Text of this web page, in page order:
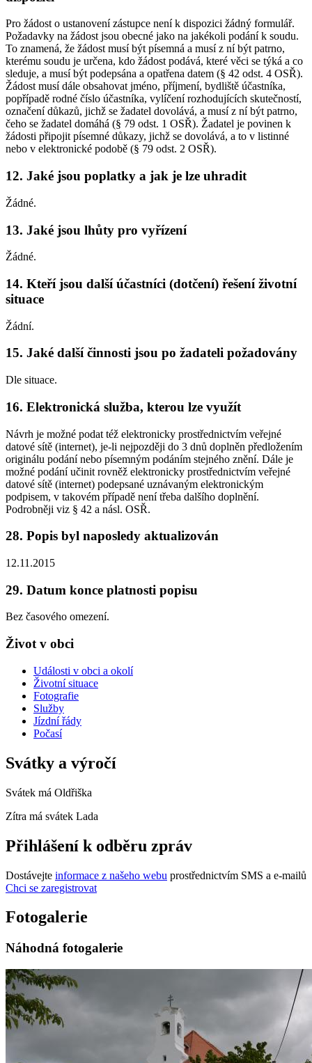
Pro žádost o ustanovení zástupce není k dispozici žádný formulář.
Požadavky na žádost jsou obecné jako na jakékoli podání k soudu.
To znamená, že žádost musí být písemná a musí z ní být patrno,
kterému soudu je určena, kdo žádost podává, které věci se týká a co
sleduje, a musí být podepsána a opatřena datem (§ 42 odst. 4 OSŘ).
Žádost musí dále obsahovat jméno, příjmení, bydliště účastníka,
popřípadě rodné číslo účastníka, vylíčení rozhodujících skutečností,
označení důkazů, jichž se žadatel dovolává, a musí z ní být patrno,
čeho se žadatel domáhá (§ 79 odst. 1 OSŘ). Žadatel je povinen k
žádosti připojit písemné důkazy, jichž se dovolává, a to v listinné
nebo v elektronické podobě (§ 79 odst. 2 OSŘ).
12. Jaké jsou poplatky a jak je lze uhradit
Žádné.
13. Jaké jsou lhůty pro vyřízení
Žádné.
14. Kteří jsou další účastníci (dotčení) řešení životní
situace
Žádní.
15. Jaké další činnosti jsou po žadateli požadovány
Dle situace.
16. Elektronická služba, kterou lze využít
Návrh je možné podat též elektronicky prostřednictvím veřejné
datové sítě (internet), je-li nejpozději do 3 dnů doplněn předložením
originálu podání nebo písemným podáním stejného znění. Dále je
možné podání učinit rovněž elektronicky prostřednictvím veřejné
datové sítě (internet) podepsané uznávaným elektronickým
podpisem, v takovém případě není třeba dalšího doplnění.
Podrobněji viz § 42 a násl. OSŘ.
28. Popis byl naposledy aktualizován
12.11.2015
29. Datum konce platnosti popisu
Bez časového omezení.
Život v obci
Události v obci a okolí
Životní situace
Fotografie
Služby
Jízdní řády
Počasí
Svátky a výročí
Svátek má Oldřiška
Zítra má svátek Lada
Přihlášení k odběru zpráv
Dostávejte informace z našeho webu prostřednictvím SMS a e-mailů
Chci se zaregistrovat
Fotogalerie
Náhodná fotogalerie